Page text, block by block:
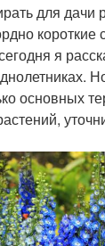
для дачи
я
основных